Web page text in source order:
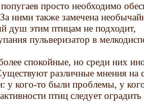
просто необходимо
ними также замечена
душ этим птицам не подходит,
пульверизатор в
спокойные, но среди них
различные мнения на
у кого-то были проблемы, у
птиц следует